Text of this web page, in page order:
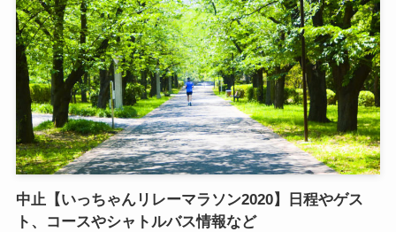
中止【いっちゃんリレーマラソン2020】日程やゲス
ト、コースやシャトルバス情報など